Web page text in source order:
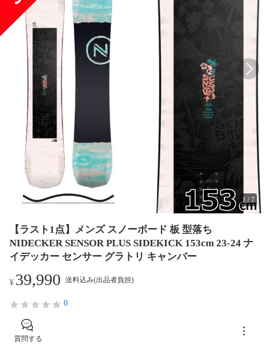
1 /7
【ラスト1点】メンズ スノーボード 板 型落ち
NIDECKER SENSOR PLUS SIDEKICK 153cm 23-24 ナ
イデッカー センサー グラトリ キャンバー
¥39,990 送料込み(出品者負担)
0
質問する